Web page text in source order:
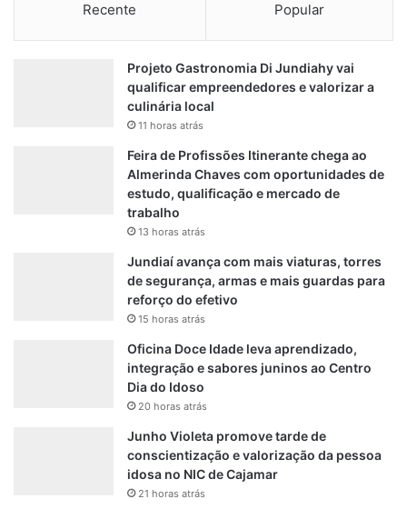
Recente Popular
Projeto Gastronomia Di Jundiahy vai
qualificar empreendedores e valorizar a
culinária local
11 horas atrás
Feira de Profissões Itinerante chega ao
Almerinda Chaves com oportunidades de
estudo, qualificação e mercado de
trabalho
13 horas atrás
Jundiaí avança com mais viaturas, torres
de segurança, armas e mais guardas para
reforço do efetivo
15 horas atrás
Oficina Doce Idade leva aprendizado,
integração e sabores juninos ao Centro
Dia do Idoso
20 horas atrás
Junho Violeta promove tarde de
conscientização e valorização da pessoa
idosa no NIC de Cajamar
21 horas atrás